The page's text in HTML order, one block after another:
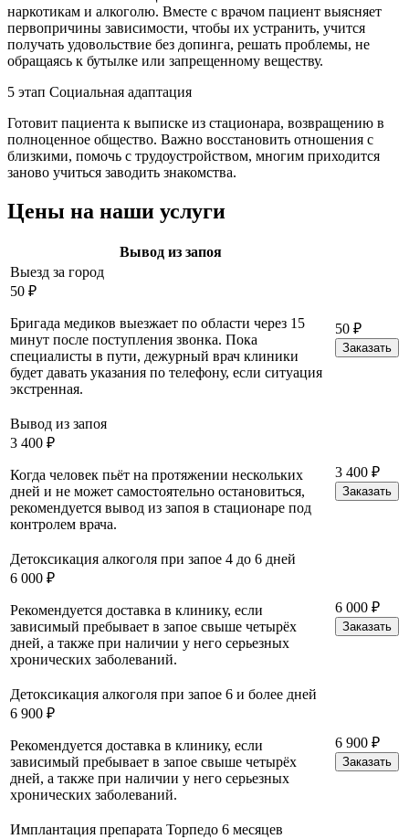
наркотикам и алкоголю. Вместе с врачом пациент выясняет
первопричины зависимости, чтобы их устранить, учится
получать удовольствие без допинга, решать проблемы, не
обращаясь к бутылке или запрещенному веществу.
5 этап Социальная адаптация
Готовит пациента к выписке из стационара, возвращению в
полноценное общество. Важно восстановить отношения с
близкими, помочь с трудоустройством, многим приходится
заново учиться заводить знакомства.
Цены на наши услуги
Вывод из запоя
Выезд за город
50 ₽
Бригада медиков выезжает по области через 15
минут после поступления звонка. Пока
специалисты в пути, дежурный врач клиники
будет давать указания по телефону, если ситуация
экстренная.
50 ₽
Заказать
Вывод из запоя
3 400 ₽
Когда человек пьёт на протяжении нескольких
дней и не может самостоятельно остановиться,
рекомендуется вывод из запоя в стационаре под
контролем врача.
3 400 ₽
Заказать
Детоксикация алкоголя при запое 4 до 6 дней
6 000 ₽
Рекомендуется доставка в клинику, если
зависимый пребывает в запое свыше четырёх
дней, а также при наличии у него серьезных
хронических заболеваний.
6 000 ₽
Заказать
Детоксикация алкоголя при запое 6 и более дней
6 900 ₽
Рекомендуется доставка в клинику, если
зависимый пребывает в запое свыше четырёх
дней, а также при наличии у него серьезных
хронических заболеваний.
6 900 ₽
Заказать
Имплантация препарата Торпедо 6 месяцев